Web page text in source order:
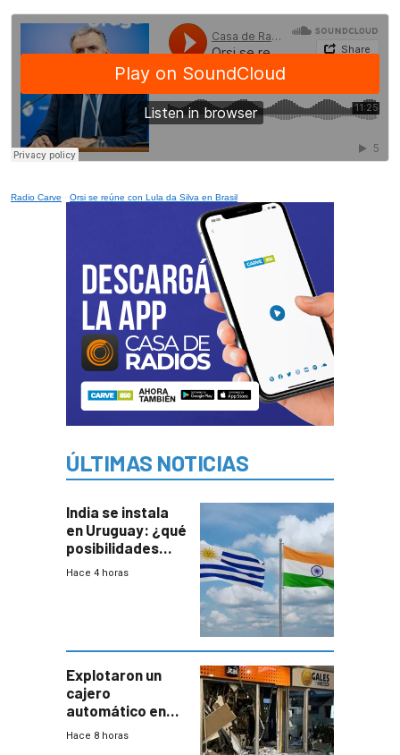
Radio Carve · Orsi se reúne con Lula da Silva en Brasil
ÚLTIMAS NOTICIAS
India se instala
en Uruguay: ¿qué
posibilidades
genera este
Hace 4 horas
Explotaron un
cajero
automático en
Parque Miramar;
Hace 8 horas